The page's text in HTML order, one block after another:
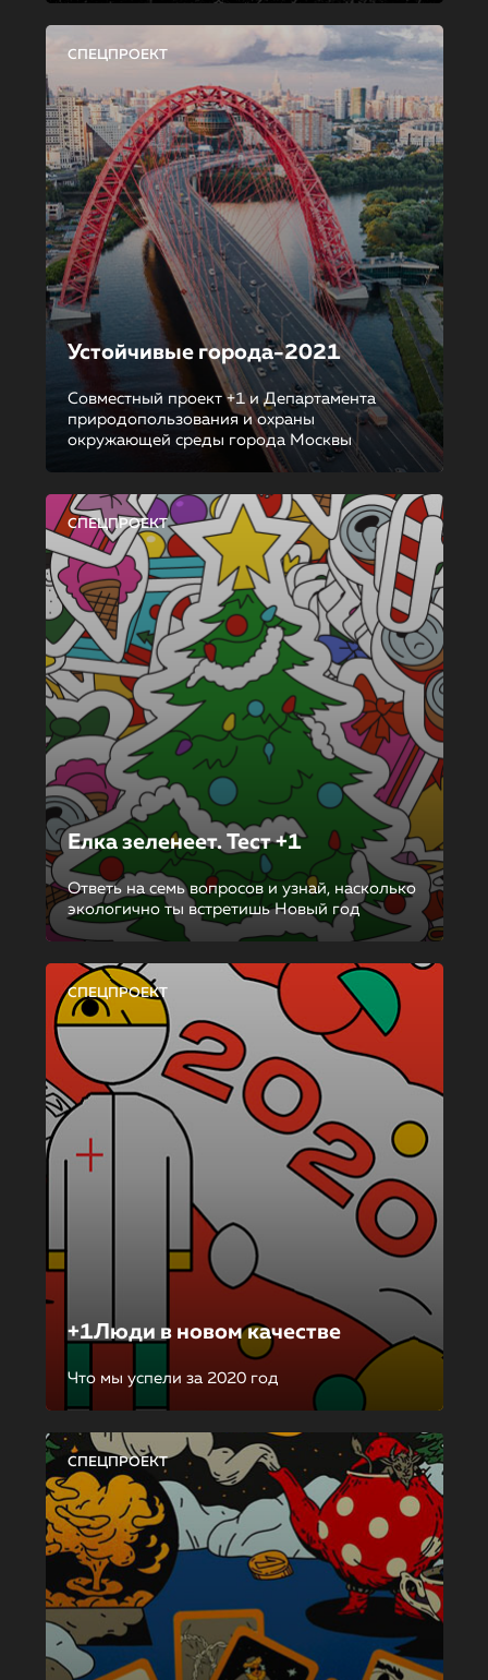
СПЕЦПРОЕКТ
Устойчивые города-2021
Совместный проект +1 и Департамента
природопользования и охраны
окружающей среды города Москвы
СПЕЦПРОЕКТ
Елка зеленеет. Тест +1
Ответь на семь вопросов и узнай, насколько
экологично ты встретишь Новый год
СПЕЦПРОЕКТ
+1Люди в новом качестве
Что мы успели за 2020 год
СПЕЦПРОЕКТ